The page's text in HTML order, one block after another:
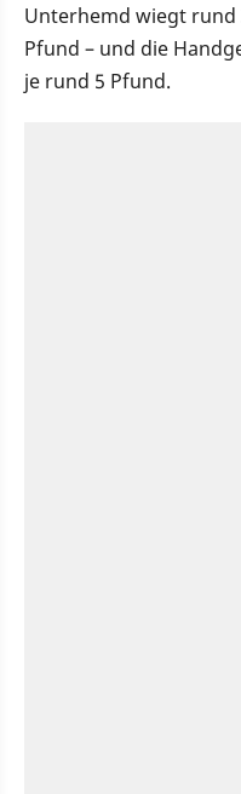
Unterhemd wiegt rund
Pfund – und die
je rund 5 Pfund.